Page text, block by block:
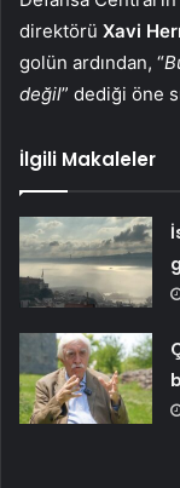
direktörü Xavi
golün ardından, “
değil” dediği öne
İlgili Makaleler